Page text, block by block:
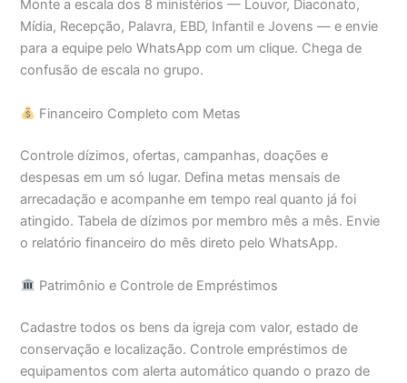
Monte a escala dos 8 ministérios — Louvor, Diaconato,
Mídia, Recepção, Palavra, EBD, Infantil e Jovens — e envie
para a equipe pelo WhatsApp com um clique. Chega de
confusão de escala no grupo.
Financeiro Completo com Metas
Controle dízimos, ofertas, campanhas, doações e
despesas em um só lugar. Defina metas mensais de
arrecadação e acompanhe em tempo real quanto já foi
atingido. Tabela de dízimos por membro mês a mês. Envie
o relatório financeiro do mês direto pelo WhatsApp.
Patrimônio e Controle de Empréstimos
Cadastre todos os bens da igreja com valor, estado de
conservação e localização. Controle empréstimos de
equipamentos com alerta automático quando o prazo de